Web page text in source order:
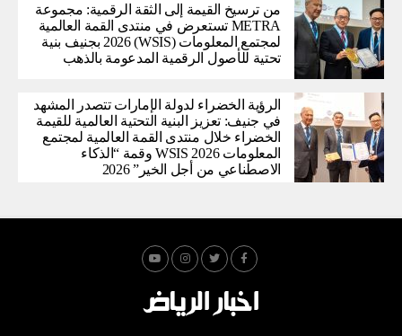
من ترسيخ القيمة إلى الثقة الرقمية: مجموعة
METRA تستعرض في منتدى القمة العالمية
لمجتمع المعلومات (WSIS) 2026 بجنيف بنية
تحتية للأصول الرقمية المدعومة بالذهب
الرؤية الخضراء لدولة الإمارات تتصدر المشهد
في جنيف: تعزيز البنية التحتية العالمية للقيمة
الخضراء خلال منتدى القمة العالمية لمجتمع
المعلومات WSIS 2026 وقمة “الذكاء
الاصطناعي من أجل الخير” 2026